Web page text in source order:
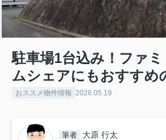
駐車場1台込み！ファ
ムシェアにもおすすめ
おススメ物件情報 2026.05.19
筆者 大原 行太